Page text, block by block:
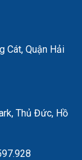
Cát, Quận Hải
Thủ Đức, Hồ